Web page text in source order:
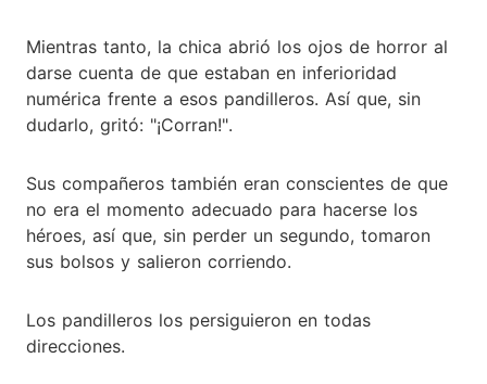
Mientras tanto, la chica abrió los ojos de horror al
darse cuenta de que estaban en inferioridad
numérica frente a esos pandilleros. Así que, sin
dudarlo, gritó: "¡Corran!".
Sus compañeros también eran conscientes de que
no era el momento adecuado para hacerse los
héroes, así que, sin perder un segundo, tomaron
sus bolsos y salieron corriendo.
Los pandilleros los persiguieron en todas
direcciones.